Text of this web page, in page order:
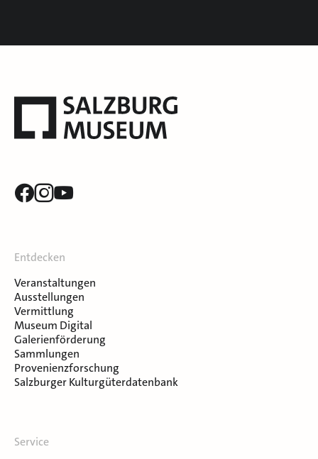
Entdecken
Veranstaltungen
Ausstellungen
Vermittlung
Museum Digital
Galerienförderung
Sammlungen
Provenienzforschung
Salzburger Kulturgüterdatenbank
Service